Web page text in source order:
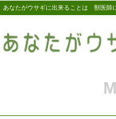
あなたがウサギに出来ることは 獣医師